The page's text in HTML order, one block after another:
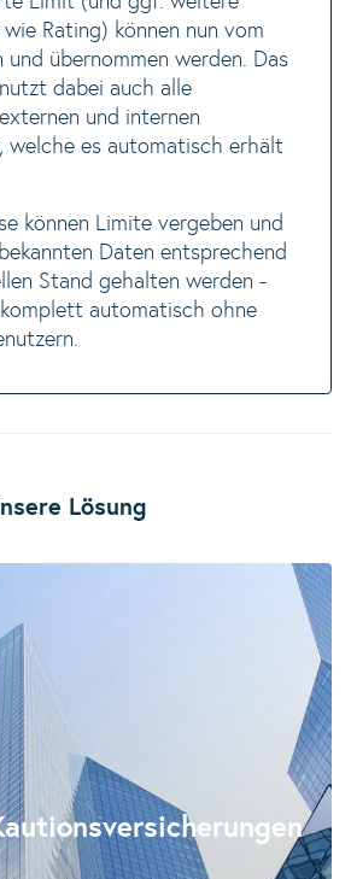
wie Rating) können nun vom
und übernommen werden. Das
dabei auch alle
und internen
welche es automatisch erhält
können Limite vergeben und
Daten entsprechend
Stand gehalten werden -
komplett automatisch ohne
Lösung